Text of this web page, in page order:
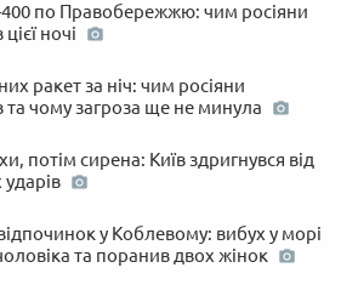
400 по Правобережжю: чим росіяни
ночі
ракет за ніч: чим росіяни
та чому загроза ще не минула
потім сирена: Київ здригнувся від
ударів
у Коблевому: вибух у морі
та поранив двох жінок